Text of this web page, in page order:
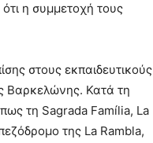
η συμμετοχή τους
στους εκπαιδευτικούς
Βαρκελώνης. Κατά τη
τη Sagrada Família, La
της La Rambla,